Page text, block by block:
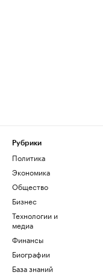
Рубрики
Политика
Экономика
Общество
Бизнес
Технологии и
медиа
Финансы
Биографии
База знаний